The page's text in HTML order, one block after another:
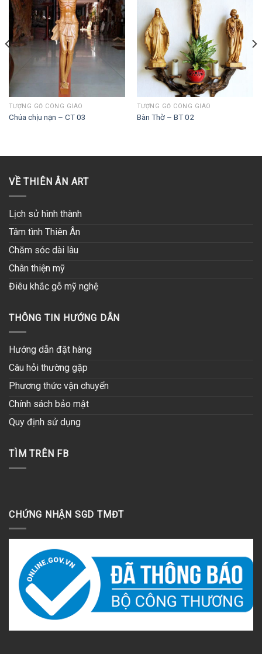
TƯỢNG GỖ CÔNG GIÁO
Chúa chịu nạn – CT 03
TƯỢNG GỖ CÔNG GIÁO
Bàn Thờ – BT 02
VỀ THIÊN ÂN ART
Lịch sử hình thành
Tâm tình Thiên Ân
Chăm sóc dài lâu
Chân thiện mỹ
Điêu khắc gỗ mỹ nghệ
THÔNG TIN HƯỚNG DẪN
Hướng dẫn đặt hàng
Câu hỏi thường gặp
Phương thức vận chuyển
Chính sách bảo mật
Quy định sử dụng
TÌM TRÊN FB
CHỨNG NHẬN SGD TMĐT